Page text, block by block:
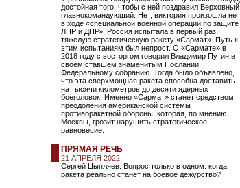
достойная того, чтобы с ней поздравил Верховный
главнокомандующий. Нет, виктория произошла не
в ходе «специальной военной операции по защите
ЛНР и ДНР». Россия испытала в первый раз
тяжелую стратегическую ракету «Сармат». Путь к
этим испытаниям был непрост. О «Сармате» в
2018 году с восторгом говорил Владимир Путин в
своем ставшем знаменитым Послании
Федеральному собранию. Тогда было объявлено,
что эта сверхмощная ракета способна доставить
на тысячи километров до десяти ядерных
боеголовок. Именно «Сармат» станет средством
преодоления американской системы
противоракетной обороны, которая, по мнению
Москвы, грозит нарушить стратегическое
равновесие.
ПРЯМАЯ РЕЧЬ
21 АПРЕЛЯ 2022
Сергей Цыпляев: Вопрос только в одном: когда
ракета реально станет на боевое дежурство?